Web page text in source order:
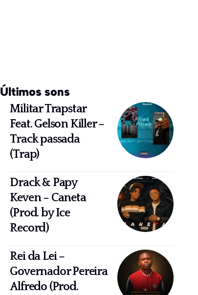
Últimos sons
Militar Trapstar
Feat. Gelson Killer –
Track passada
(Trap)
Drack & Papy
Keven – Caneta
(Prod. by Ice
Record)
Rei da Lei –
Governador Pereira
Alfredo (Prod.